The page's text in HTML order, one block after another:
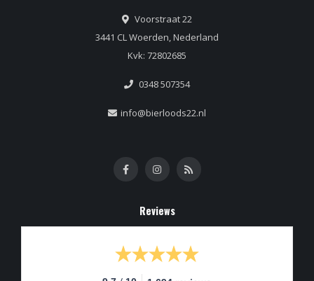
Voorstraat 22
3441 CL Woerden, Nederland
Kvk: 72802685
0348 507354
info@bierloods22.nl
Reviews